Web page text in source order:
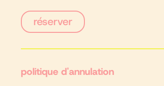
réserver
politique d'annulation